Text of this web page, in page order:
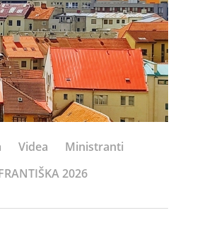
Videa
Ministranti
2026